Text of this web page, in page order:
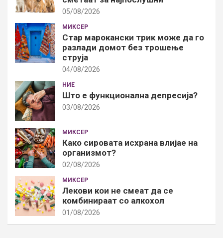
05/08/2026
МИКСЕР
Стар марокански трик може да го
разлади домот без трошење
струја
04/08/2026
НИЕ
Што е функционална депресија?
03/08/2026
МИКСЕР
Како сировата исхрана влијае на
организмот?
02/08/2026
МИКСЕР
Лекови кои не смеат да се
комбинираат со алкохол
01/08/2026